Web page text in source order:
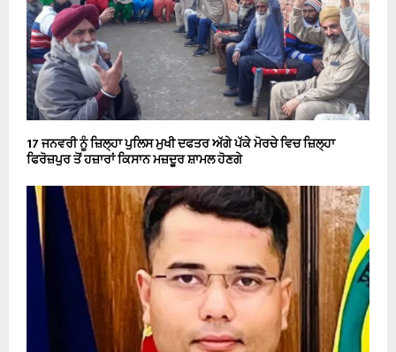
17 ਜਨਵਰੀ ਨੂੰ ਜ਼ਿਲ੍ਹਾ ਪੁਲਿਸ ਮੁਖੀ ਦਫਤਰ ਅੱਗੇ ਪੱਕੇ ਮੋਰਚੇ ਵਿਚ ਜ਼ਿਲ੍ਹਾ
ਫਿਰੋਜ਼ਪੁਰ ਤੋਂ ਹਜ਼ਾਰਾਂ ਕਿਸਾਨ ਮਜ਼ਦੂਰ ਸ਼ਾਮਲ ਹੋਣਗੇ